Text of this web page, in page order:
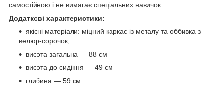
самостійною і не вимагає спеціальних навичок.
Додаткові характеристики:
якісні матеріали: міцний каркас із металу та оббивка з
велюр-сорочок;
висота загальна — 88 см
висота до сидіння — 49 см
глибина — 59 см